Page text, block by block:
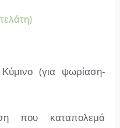
(για ψωρίαση-
που καταπολεμά